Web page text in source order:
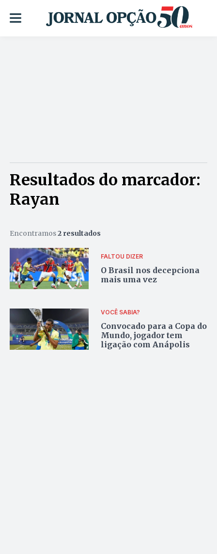
Resultados do marcador:
Rayan
Encontramos2 resultados
FALTOU DIZER
O Brasil nos decepciona
mais uma vez
VOCÊ SABIA?
Convocado para a Copa do
Mundo, jogador tem
ligação com Anápolis